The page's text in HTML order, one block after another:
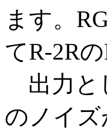
ます。
てR-2R
出力と
のノイ